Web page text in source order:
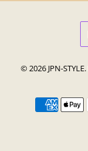
© 2026 JPN-STYLE.